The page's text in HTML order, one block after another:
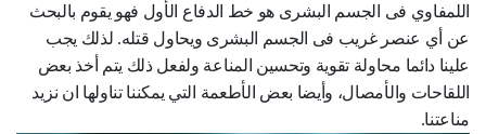
اللمفاوي فى الجسم البشرى هو خط الدفاع الأول فهو يقوم بالبحث
عن أي عنصر غريب فى الجسم البشرى ويحاول قتله. لذلك يجب
علينا دائما محاولة تقوية وتحسين المناعة ولفعل ذلك يتم أخذ بعض
اللقاحات والأمصال، وأيضا بعض الأطعمة التي يمكننا تناولها ان نزيد
مناعتنا.